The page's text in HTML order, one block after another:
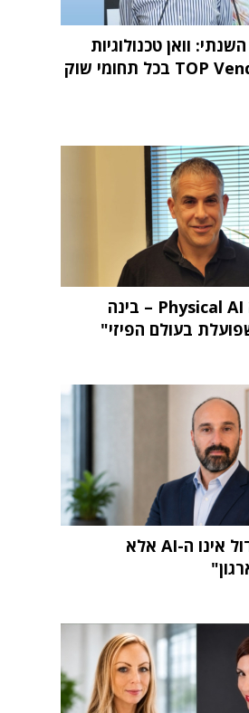
מחקר STKI השנתי: וואן טכנולוגיות
דורגה כ-TOP Vendor בכל תחומי שוק
"העתיד הוא Physical AI – בינה
בעולם הפיזי"
"האתגר הגדול אינו ה-AI אלא